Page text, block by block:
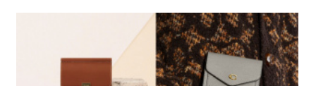
台北華山文創園區「植方市集」接力植物
展覽市集！5/21 – 5/22 快閃兩日除了雨